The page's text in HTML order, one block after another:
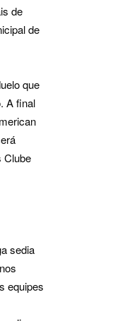
de
de
que
A final
Clube
sedia
equipes